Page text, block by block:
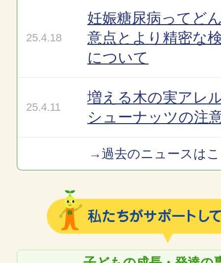
25.4.18
妊娠糖尿病ってど
意点とより精密な
について
25.4.11
増える木の実アレ
シューナッツの注
→過去のニュースは